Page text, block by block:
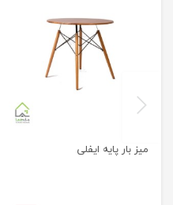
میز بار پایه ایفلی
previus